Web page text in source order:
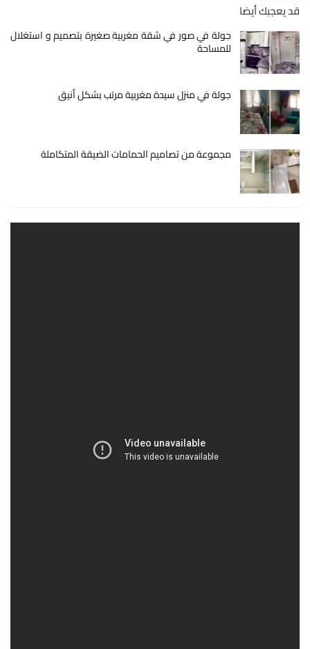
قد يعجبك أيضا
جولة في صور في شقة مغربية صغيرة بتصميم و استغلال
للمساحة
جولة في منزل سيدة مغربية مرتب بشكل أنيق
مجموعة من تصاميم الحمامات الضيقة المتكاملة